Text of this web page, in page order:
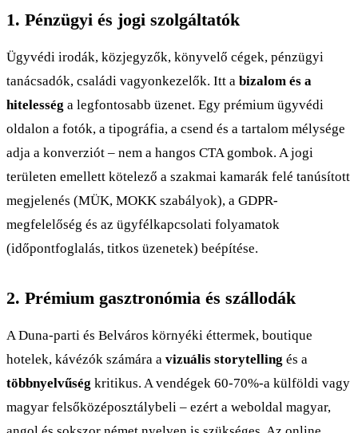
1. Pénzügyi és jogi szolgáltatók
Ügyvédi irodák, közjegyzők, könyvelő cégek, pénzügyi
tanácsadók, családi vagyonkezelők. Itt a bizalom és a
hitelesség a legfontosabb üzenet. Egy prémium ügyvédi
oldalon a fotók, a tipográfia, a csend és a tartalom mélysége
adja a konverziót – nem a hangos CTA gombok. A jogi
területen emellett kötelező a szakmai kamarák felé tanúsított
megjelenés (MÜK, MOKK szabályok), a GDPR-
megfelelőség és az ügyfélkapcsolati folyamatok
(időpontfoglalás, titkos üzenetek) beépítése.
2. Prémium gasztronómia és szállodák
A Duna-parti és Belváros környéki éttermek, boutique
hotelek, kávézók számára a vizuális storytelling és a
többnyelvűség kritikus. A vendégek 60-70%-a külföldi vagy
magyar felsőközéposztálybeli – ezért a weboldal magyar,